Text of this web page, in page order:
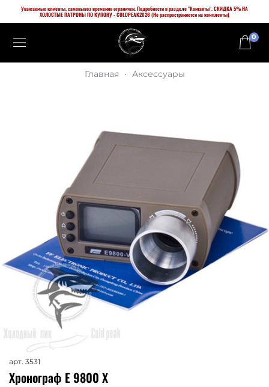
Уважаемые клиенты, самовывоз временно ограничен. Подробности в разделе "Контакты". СКИДКА 5% НА
ХОЛОСТЫЕ ПАТРОНЫ ПО КУПОНУ - COLDPEAK2026 (Не распространяется на комплекты)
0
Главная Аксессуары
арт. 3531
Хронограф Е 9800 Х